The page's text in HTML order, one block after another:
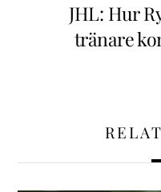
JHL: Hur
tränare